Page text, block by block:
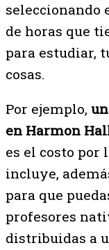
seleccionando
de horas que
para estudiar,
cosas.
Por ejemplo,
en Harmon
es el costo por
incluye,
para que
profesores
distribuidas a